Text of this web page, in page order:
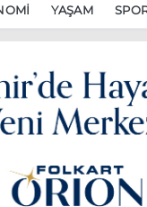
YAŞAM